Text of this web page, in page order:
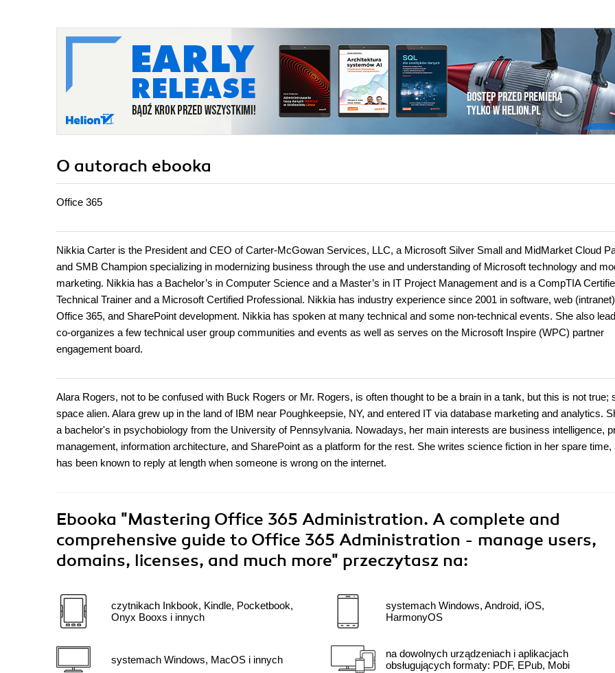
O autorach ebooka
Office 365
Nikkia Carter is the President and CEO of Carter-McGowan Services, LLC, a Microsoft Silver Small and MidMarket Cloud
and SMB Champion specializing in modernizing business through the use and understanding of Microsoft technology and
marketing. Nikkia has a Bachelor’s in Computer Science and a Master’s in IT Project Management and is a CompTIA
Technical Trainer and a Microsoft Certified Professional. Nikkia has industry experience since 2001 in software, web
Office 365, and SharePoint development. Nikkia has spoken at many technical and some non-technical events. She also
co-organizes a few technical user group communities and events as well as serves on the Microsoft Inspire (WPC) partner
engagement board.
Alara Rogers, not to be confused with Buck Rogers or Mr. Rogers, is often thought to be a brain in a tank, but this is not true;
space alien. Alara grew up in the land of IBM near Poughkeepsie, NY, and entered IT via database marketing and analytics.
a bachelor's in psychobiology from the University of Pennsylvania. Nowadays, her main interests are business intelligence,
management, information architecture, and SharePoint as a platform for the rest. She writes science fiction in her spare time,
has been known to reply at length when someone is wrong on the internet.
Ebooka "Mastering Office 365 Administration. A complete and
comprehensive guide to Office 365 Administration - manage users,
domains, licenses, and much more" przeczytasz na:
czytnikach Inkbook, Kindle, Pocketbook,
Onyx Booxs i innych
systemach Windows, MacOS i innych
systemach Windows, Android, iOS,
HarmonyOS
na dowolnych urządzeniach i aplikacjach
obsługujących formaty: PDF, EPub, Mobi